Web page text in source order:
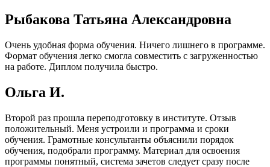
Рыбакова Татьяна Александровна
Очень удобная форма обучения. Ничего лишнего в программе.
Формат обучения легко смогла совместить с загруженностью
на работе. Диплом получила быстро.
Ольга И.
Второй раз прошла переподготовку в институте. Отзыв
положительный. Меня устроили и программа и сроки
обучения. Грамотные консультанты объяснили порядок
обучения, подобрали программу. Материал для освоения
программы понятный, система зачетов следует сразу после